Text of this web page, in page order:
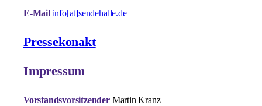
E-Mail info[at]sendehalle.de
Pressekonakt
Impressum
Vorstandsvorsitzender Martin Kranz